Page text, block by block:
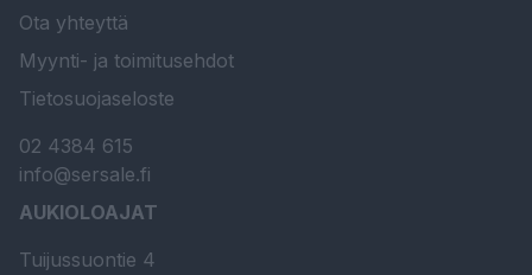
Ota yhteyttä
Myynti- ja toimitusehdot
Tietosuojaseloste
02 4384 615
info@sersale.fi
AUKIOLOAJAT
Tuijussuontie 4